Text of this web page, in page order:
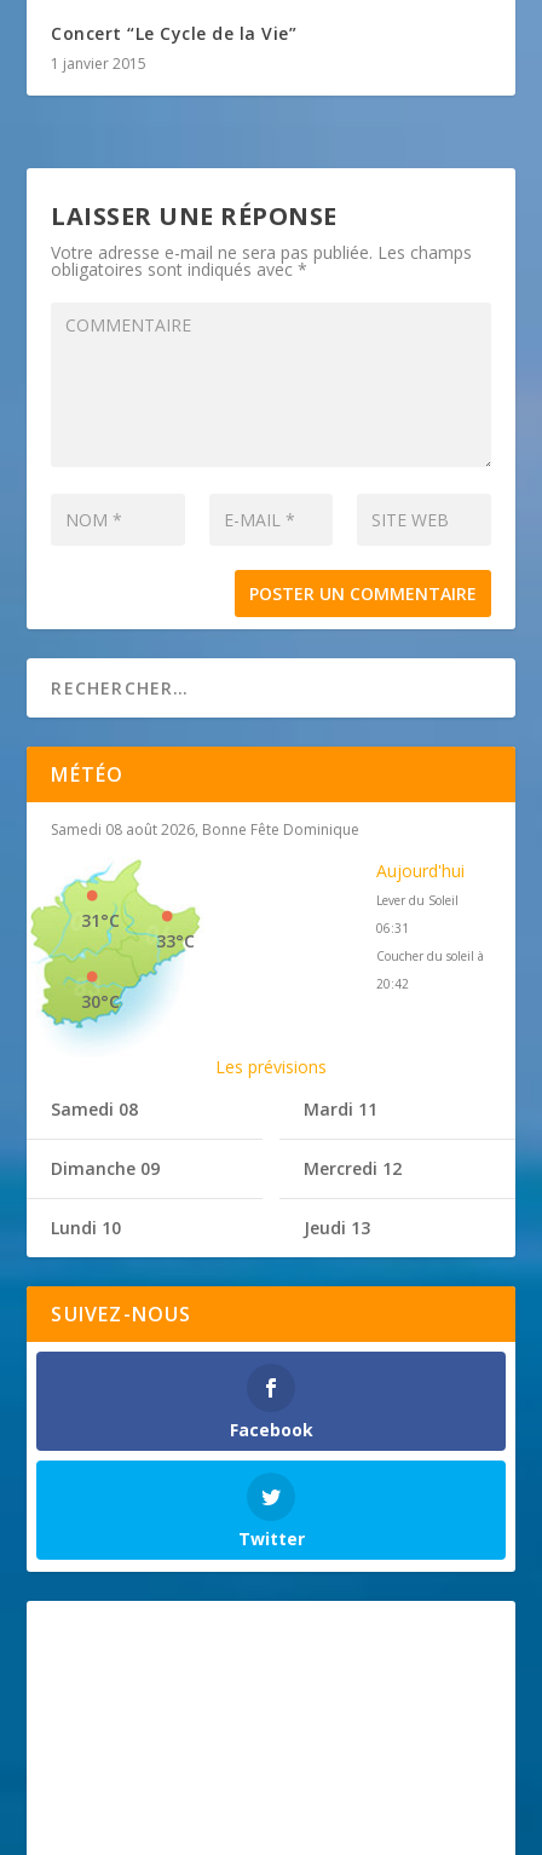
Concert “Le Cycle de la Vie”
1 janvier 2015
LAISSER UNE RÉPONSE
Votre adresse e-mail ne sera pas publiée. Les champs
obligatoires sont indiqués avec*
MÉTÉO
Samedi 08 août 2026, Bonne Fête Dominique
33°C
31°C
30°C
Aujourd'hui
Lever du Soleil
06:31
Coucher du soleil à
20:42
Les prévisions
Samedi 08
Dimanche 09
Lundi 10
Mardi 11
Mercredi 12
Jeudi 13
SUIVEZ-NOUS
Facebook
Twitter